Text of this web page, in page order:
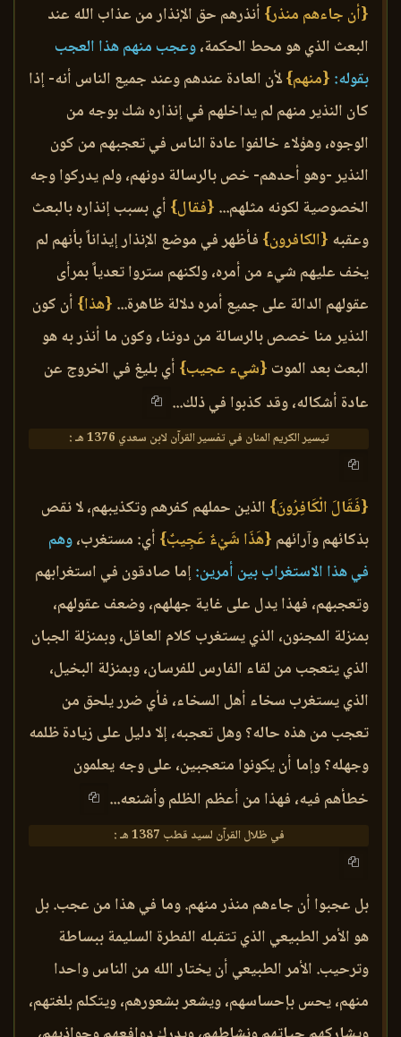
{أن جاءهم منذر} أنذرهم حق الإنذار من عذاب الله عند
البعث الذي هو محط الحكمة،وعجب منهم هذا العجب
بقوله: {منهم}لأن العادة عندهم وعند جميع الناس أنه- إذا
كان النذير منهم لم يداخلهم في إنذاره شك بوجه من
الوجوه، وهؤلاء خالفوا عادة الناس في تعجبهم من كون
النذير -وهو أحدهم- خص بالرسالة دونهم، ولم يدركوا وجه
الخصوصية لكونه مثلهم... {فقال} أي بسبب إنذاره بالبعث
وعقبه {الكافرون} فأظهر في موضع الإنذار إيذاناً بأنهم لم
يخف عليهم شيء من أمره، ولكنهم ستروا تعدياً بمرأى
عقولهم الدالة على جميع أمره دلالة ظاهرة... {هذا} أن كون
النذير منا خصص بالرسالة من دوننا، وكون ما أنذر به هو
البعث بعد الموت {شيء عجيب} أي بليغ في الخروج عن
عادة أشكاله، وقد كذبوا في ذلك...
تيسير الكريم المنان في تفسير القرآن لابن سعدي 1376 هـ :
{فَقَالَ الْكَافِرُونَ} الذين حملهم كفرهم وتكذيبهم، لا نقص
بذكائهم وآرائهم {هَذَا شَيْءٌ عَجِيبٌ} أي: مستغرب،وهم
في هذا الاستغراب بين أمرين:إما صادقون في استغرابهم
وتعجبهم، فهذا يدل على غاية جهلهم، وضعف عقولهم،
بمنزلة المجنون، الذي يستغرب كلام العاقل، وبمنزلة الجبان
الذي يتعجب من لقاء الفارس للفرسان، وبمنزلة البخيل،
الذي يستغرب سخاء أهل السخاء، فأي ضرر يلحق من
تعجب من هذه حاله؟ وهل تعجبه، إلا دليل على زيادة ظلمه
وجهله؟ وإما أن يكونوا متعجبين، على وجه يعلمون
خطأهم فيه، فهذا من أعظم الظلم وأشنعه...
في ظلال القرآن لسيد قطب 1387 هـ :
بل عجبوا أن جاءهم منذر منهم. وما في هذا من عجب. بل
هو الأمر الطبيعي الذي تتقبله الفطرة السليمة ببساطة
وترحيب. الأمر الطبيعي أن يختار الله من الناس واحدا
منهم، يحس بإحساسهم، ويشعر بشعورهم، ويتكلم بلغتهم،